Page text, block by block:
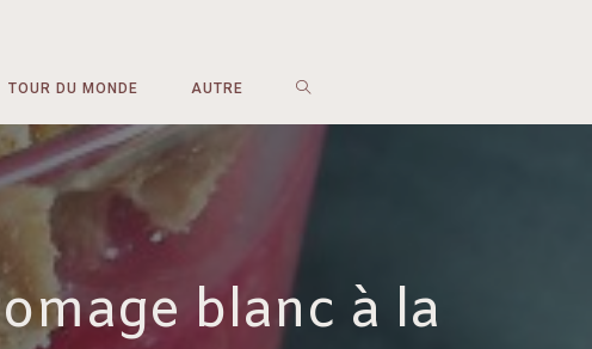
TOUR DU MONDE AUTRE
blanc à la